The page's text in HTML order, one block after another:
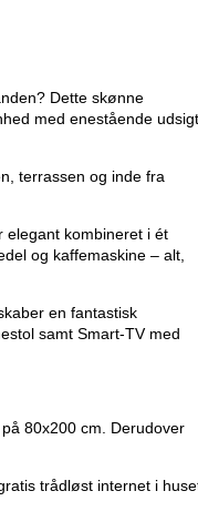
Dette skønne
med enestående
terrassen og inde fra
elegant kombineret i ét
og kaffemaskine – alt,
en fantastisk
samt Smart-TV med
80x200 cm. Derudover
trådløst internet i